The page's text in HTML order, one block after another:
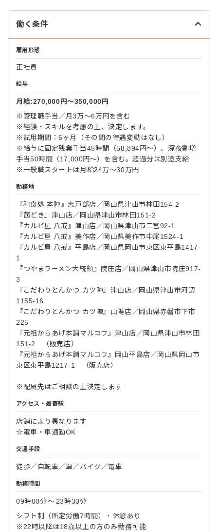
働く条件
雇用形態
正社員
給与
月給:270,000円〜350,000円
※管理職手当／月3万～6万円を含む
※経験・スキルを考慮の上、決定します。
※試用期間：6ヶ月（その間の待遇変動はなし）
※給与に固定残業手当45時間（58,894円～）、深夜割増
手当50時間（17,000円～）を含む。超過分は別途支給
※一般職スタートは月給24万～30万円
勤務地
『和食処 本陣』志戸部店／岡山県津山市林田154-2
『茜どき』津山店／岡山県津山市林田151-2
『カルビ屋 八戒』津山店／岡山県津山市二宮92-1
『カルビ屋 八戒』美作店／岡山県美作市中尾1524-1
『カルビ屋 八戒』平島店／岡山県岡山市東区東平島1417-
1
『つやまラーメン大統領』院庄店／岡山県津山市院庄917-
3
『こだわりとんかつ カツ陣』津山店／岡山県津山市河辺
1155-16
『こだわりとんかつ カツ陣』山陽店／岡山県赤磐市下市
225
『元祖からあげ本舗マルコウ』津山店／岡山県津山市林田
151-2 （販売店）
『元祖からあげ本舗マルコウ』岡山平島店／岡山県岡山市
東区東平島1217-1 （販売店）
※配属先はご相談の上決定します
アクセス・最寄駅
店舗により異なります
☆電車・車通勤OK
交通手段
徒歩／自転車／車／バイク／電車
勤務時間
09時00分〜 23時30分
シフト制（所定労働7時間）・休憩あり
※22時以降は18歳以上の方のみ勤務可能